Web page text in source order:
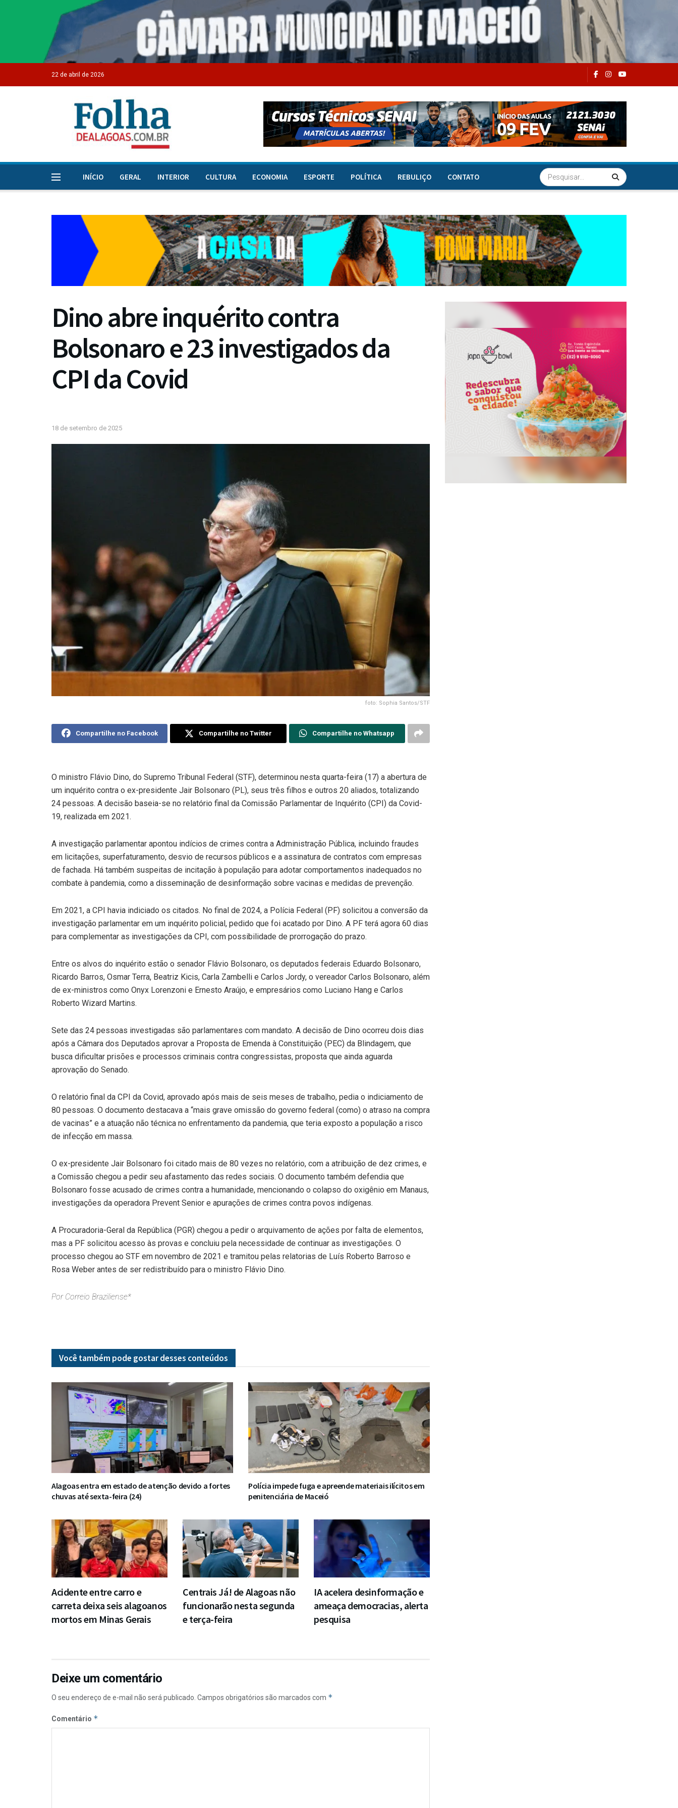
22 de abril de 2026
INÍCIO GERAL INTERIOR CULTURA ECONOMIA ESPORTE POLÍTICA REBULIÇO CONTATO
Dino abre inquérito contra
Bolsonaro e 23 investigados da
CPI da Covid
18 de setembro de 2025
foto: Sophia Santos/STF
Compartilhe no Facebook Compartilhe no Twitter Compartilhe no Whatsapp
O ministro Flávio Dino, do Supremo Tribunal Federal (STF), determinou nesta quarta-feira (17) a abertura de
um inquérito contra o ex-presidente Jair Bolsonaro (PL), seus três filhos e outros 20 aliados, totalizando
24 pessoas. A decisão baseia-se no relatório final da Comissão Parlamentar de Inquérito (CPI) da Covid-
19, realizada em 2021.
A investigação parlamentar apontou indícios de crimes contra a Administração Pública, incluindo fraudes
em licitações, superfaturamento, desvio de recursos públicos e a assinatura de contratos com empresas
de fachada. Há também suspeitas de incitação à população para adotar comportamentos inadequados no
combate à pandemia, como a disseminação de desinformação sobre vacinas e medidas de prevenção.
Em 2021, a CPI havia indiciado os citados. No final de 2024, a Polícia Federal (PF) solicitou a conversão da
investigação parlamentar em um inquérito policial, pedido que foi acatado por Dino. A PF terá agora 60 dias
para complementar as investigações da CPI, com possibilidade de prorrogação do prazo.
Entre os alvos do inquérito estão o senador Flávio Bolsonaro, os deputados federais Eduardo Bolsonaro,
Ricardo Barros, Osmar Terra, Beatriz Kicis, Carla Zambelli e Carlos Jordy, o vereador Carlos Bolsonaro, além
de ex-ministros como Onyx Lorenzoni e Ernesto Araújo, e empresários como Luciano Hang e Carlos
Roberto Wizard Martins.
Sete das 24 pessoas investigadas são parlamentares com mandato. A decisão de Dino ocorreu dois dias
após a Câmara dos Deputados aprovar a Proposta de Emenda à Constituição (PEC) da Blindagem, que
busca dificultar prisões e processos criminais contra congressistas, proposta que ainda aguarda
aprovação do Senado.
O relatório final da CPI da Covid, aprovado após mais de seis meses de trabalho, pedia o indiciamento de
80 pessoas. O documento destacava a “mais grave omissão do governo federal (como) o atraso na compra
de vacinas” e a atuação não técnica no enfrentamento da pandemia, que teria exposto a população a risco
de infecção em massa.
O ex-presidente Jair Bolsonaro foi citado mais de 80 vezes no relatório, com a atribuição de dez crimes, e
a Comissão chegou a pedir seu afastamento das redes sociais. O documento também defendia que
Bolsonaro fosse acusado de crimes contra a humanidade, mencionando o colapso do oxigênio em Manaus,
investigações da operadora Prevent Senior e apurações de crimes contra povos indígenas.
A Procuradoria-Geral da República (PGR) chegou a pedir o arquivamento de ações por falta de elementos,
mas a PF solicitou acesso às provas e concluiu pela necessidade de continuar as investigações. O
processo chegou ao STF em novembro de 2021 e tramitou pelas relatorias de Luís Roberto Barroso e
Rosa Weber antes de ser redistribuído para o ministro Flávio Dino.
Por Correio Braziliense*
Você também pode gostar desses conteúdos
Alagoas entra em estado de atenção devido a fortes
chuvas até sexta-feira (24)
Polícia impede fuga e apreende materiais ilícitos em
penitenciária de Maceió
Acidente entre carro e
carreta deixa seis alagoanos
mortos em Minas Gerais
Centrais Já! de Alagoas não
funcionarão nesta segunda
e terça-feira
IA acelera desinformação e
ameaça democracias, alerta
pesquisa
Deixe um comentário
O seu endereço de e-mail não será publicado. Campos obrigatórios são marcados com *
Comentário *